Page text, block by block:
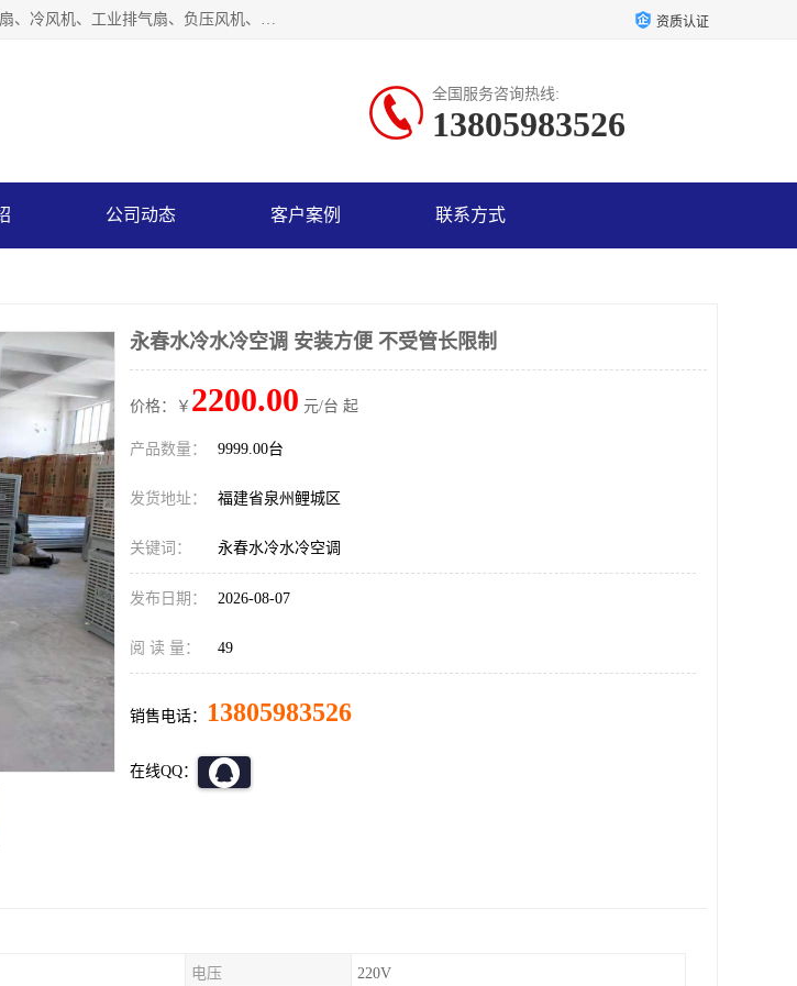
泉州力顺电器有限公司主营：泉州降温水帘、泉州负压风机、泉州冷风机空调、工业排气扇、冷风机、工业排气扇、负压风机、负压风机、水冷空调、降温水帘等产品。为用户解决了通风、降温、除味、除尘等难题，其环保、节能的理念与用户的实践检验结果相吻合，赢得了广大客户的信誉和青睐。 资质认证
全国服务咨询热线:
13805983526
公司动态 客户案例 联系方式
永春水冷水冷空调 安装方便 不受管长限制
价格：￥ 2200.00 元/台 起
产品数量： 9999.00台
发货地址： 福建省泉州鲤城区
关键词： 永春水冷水冷空调
发布日期： 2026-08-07
阅 读 量： 49
销售电话： 13805983526
在线QQ：
电压 220V